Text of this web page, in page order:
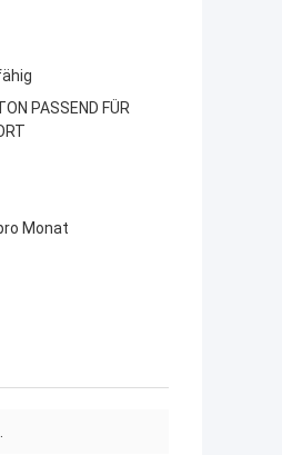
PASSEND FÜR
Monat